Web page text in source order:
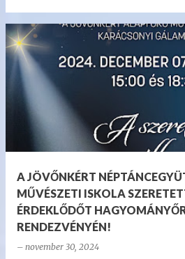
A JÖVŐNKÉRT
MŰVÉSZETI ISKOLA
ÉRDEKLŐDŐT
RENDEZVÉNYÉN!
– november 30, 2024